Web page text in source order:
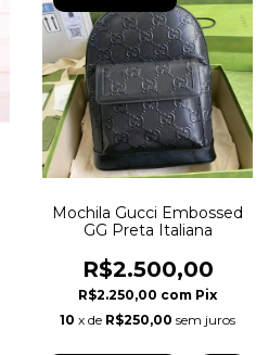
Mochila Gucci Embossed
GG Preta Italiana
R$2.500,00
R$2.250,00 com Pix
10 x de R$250,00 sem juros